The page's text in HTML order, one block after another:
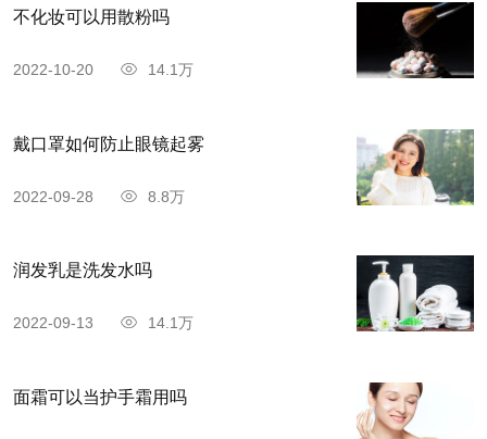
不化妆可以用散粉吗
2022-10-20 14.1万
戴口罩如何防止眼镜起雾
2022-09-28 8.8万
润发乳是洗发水吗
2022-09-13 14.1万
面霜可以当护手霜用吗